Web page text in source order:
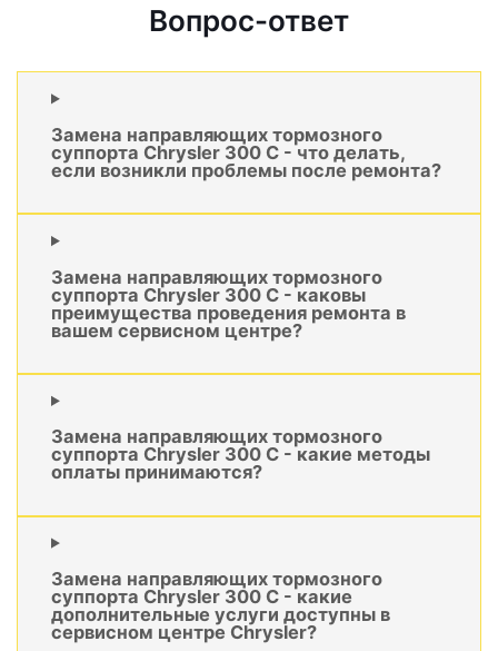
Вопрос-ответ
Замена направляющих тормозного
суппорта Chrysler 300 C - что делать,
если возникли проблемы после ремонта?
Замена направляющих тормозного
суппорта Chrysler 300 C - каковы
преимущества проведения ремонта в
вашем сервисном центре?
Замена направляющих тормозного
суппорта Chrysler 300 C - какие методы
оплаты принимаются?
Замена направляющих тормозного
суппорта Chrysler 300 C - какие
дополнительные услуги доступны в
сервисном центре Chrysler?